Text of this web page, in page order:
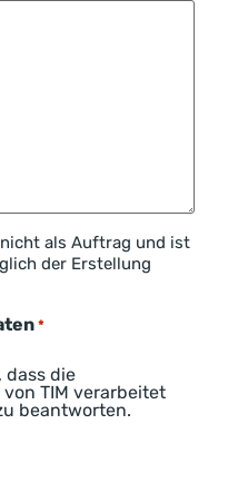
als Auftrag und ist
der Erstellung
*
dass die
TIM verarbeitet
beantworten.